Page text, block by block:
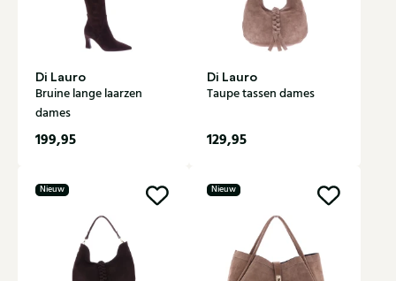
Di Lauro
Bruine lange laarzen
dames
199,95
Di Lauro
Taupe tassen dames
129,95
Nieuw Nieuw